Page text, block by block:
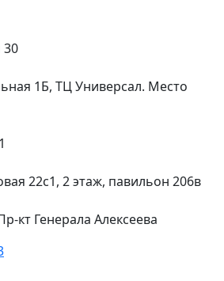
30
1Б, ТЦ Универсал. Место
22с1, 2 этаж, павильон 206в
кт Генерала Алексеева